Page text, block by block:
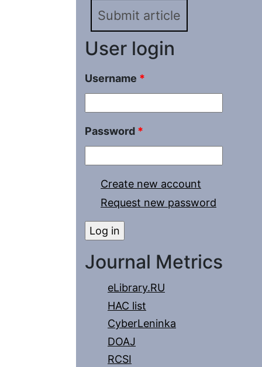
Submit article
User login
Username *
Password *
Create new account
Request new password
Journal Metrics
eLibrary.RU
HAC list
CyberLeninka
DOAJ
RCSI